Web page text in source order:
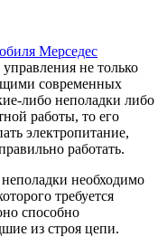
не только
современных
либо неполадки либо
работы, то его
электропитание,
работать.
необходимо
требуется
способно
из строя цепи.